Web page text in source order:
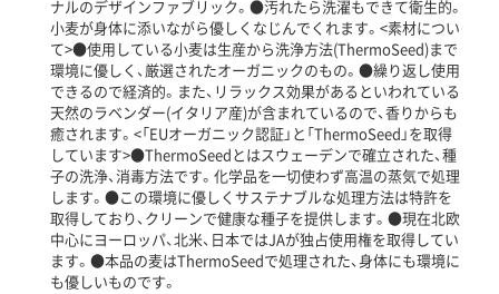
ナルのデザインファブリック。●汚れたら洗濯もできて衛生的。
小麦が身体に添いながら優しくなじんでくれます。<素材につい
て>●使用している小麦は生産から洗浄方法(ThermoSeed)まで
環境に優しく、厳選されたオーガニックのもの。●繰り返し使用
できるので経済的。また、リラックス効果があるといわれている
天然のラベンダー(イタリア産)が含まれているので、香りからも
癒されます。<「EUオーガニック認証」と「ThermoSeed」を取得
しています>●ThermoSeedとはスウェーデンで確立された、種
子の洗浄、消毒方法です。化学品を一切使わず高温の蒸気で処理
します。●この環境に優しくサステナブルな処理方法は特許を
取得しており、クリーンで健康な種子を提供します。●現在北欧
中心にヨーロッパ、北米、日本ではJAが独占使用権を取得してい
ます。●本品の麦はThermoSeedで処理された、身体にも環境に
も優しいものです。